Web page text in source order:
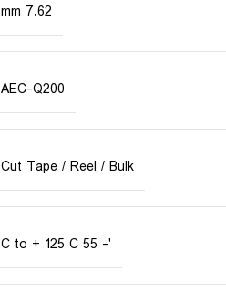
7.62 mm
AEC-Q200
Cut Tape / Reel / Bulk
'- 55 C to + 125 C